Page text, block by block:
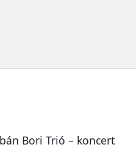
Bori Trió – koncert